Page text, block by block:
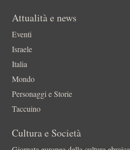
Attualità e news
Eventi
Israele
Italia
Mondo
Personaggi e Storie
Taccuino
Cultura e Società